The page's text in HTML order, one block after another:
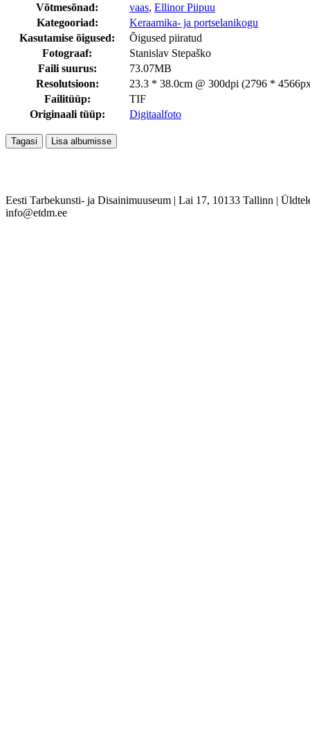
Võtmesõnad:
vaas, Ellinor Piipuu
Kategooriad:
Keraamika- ja portselanikogu
Kasutamise õigused:
Õigused piiratud
Fotograaf:
Stanislav Stepaško
Faili suurus:
73.07MB
Resolutsioon:
23.3 * 38.0cm @ 300dpi (2796 *
Failitüüp:
TIF
Originaali tüüp:
Digitaalfoto
Eesti Tarbekunsti- ja Disainimuuseum | Lai 17, 10133 Tallinn |
info@etdm.ee